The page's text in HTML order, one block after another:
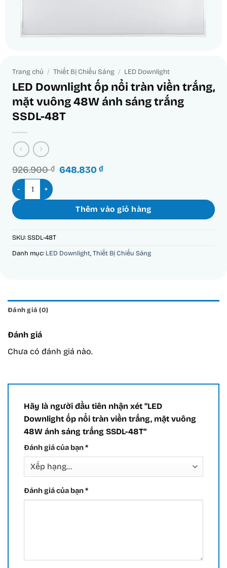
Trang chủ / Thiết Bị Chiếu Sáng / LED Downlight
LED Downlight ốp nổi tràn viền trắng,
mặt vuông 48W ánh sáng trắng
SSDL-48T
926.900₫ Giá
926.900 ₫.
648.830₫Giá
là:
648.830 ₫.
LED Downlight ốp nổi tràn viền trắng, mặt vuông 48W ánh
Thêm vào giỏ hàng
SKU: SSDL-48T
Danh mục: LED Downlight, Thiết Bị Chiếu Sáng
Đánh giá (0)
Đánh giá
Chưa có đánh giá nào.
Hãy là người đầu tiên nhận xét “LED
Downlight ốp nổi tràn viền trắng, mặt vuông
48W ánh sáng trắng SSDL-48T”
Đánh giá của bạn*
Đánh giá của bạn*